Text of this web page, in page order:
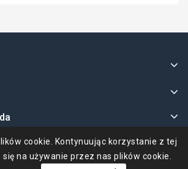
cookie. Kontynuując korzystanie z tej
na używanie przez nas plików cookie.